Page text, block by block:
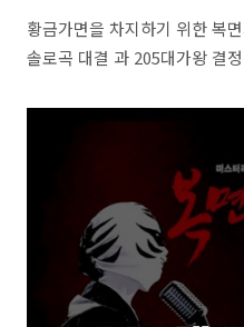
황금가면을 차지하기 위한 복
솔로곡 대결 과 205대가왕 결